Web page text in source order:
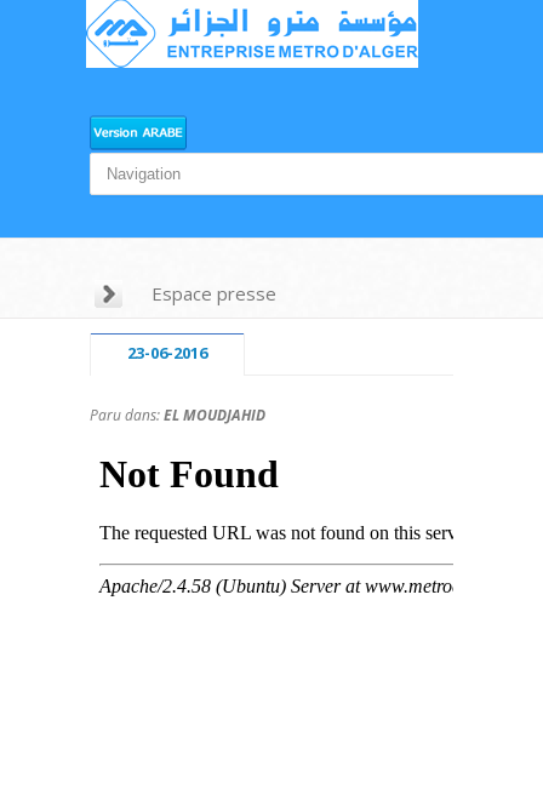
Espace presse
23-06-2016
Paru dans:EL MOUDJAHID